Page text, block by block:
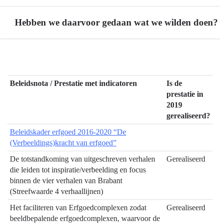
Hebben we daarvoor gedaan wat we wilden doen?
navigatie
Hebben
daarvoor
gedaan
wat
wilden
doen?
Beleidsnota / Prestatie met indicatoren
Is de
prestatie in
2019
gerealiseerd?
Beleidskader erfgoed 2016-2020 “De
(Verbeeldings)kracht van erfgoed”
De totstandkoming van uitgeschreven verhalen
die leiden tot inspiratie/verbeelding en focus
binnen de vier verhalen van Brabant
(Streefwaarde 4 verhaallijnen)
Gerealiseerd
Het faciliteren van Erfgoedcomplexen zodat
beeldbepalende erfgoedcomplexen, waarvoor de
Gerealiseerd